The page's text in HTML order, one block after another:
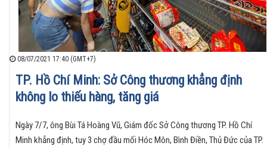
08/07/2021 17:40 (GMT+7)
TP. Hồ Chí Minh: Sở Công thương khẳng định
không lo thiếu hàng, tăng giá
Ngày 7/7, ông Bùi Tá Hoàng Vũ, Giám đốc Sở Công thương TP. Hồ Chí
Minh khẳng định, tuy 3 chợ đầu mối Hóc Môn, Bình Điền, Thủ Đức của TP.